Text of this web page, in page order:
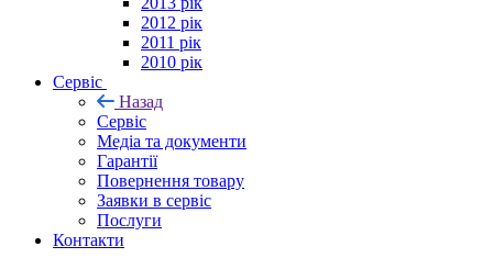
2012 рік
2011 рік
2010 рік
Сервіс
Назад
Сервіс
Медіа та документи
Гарантії
Повернення товару
Заявки в сервіс
Послуги
Контакти